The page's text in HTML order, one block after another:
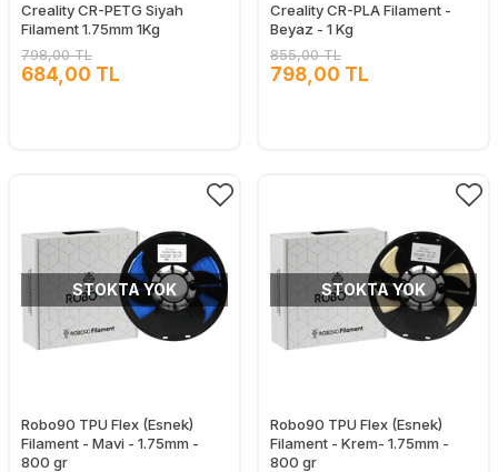
Creality CR-PETG Siyah
Filament 1.75mm 1Kg
798,00 TL
684,00 TL
Creality CR-PLA Filament -
Beyaz - 1 Kg
855,00 TL
798,00 TL
STOKTA YOK
Robo90 TPU Flex (Esnek)
Filament - Mavi - 1.75mm -
800 gr
STOKTA YOK
Robo90 TPU Flex (Esnek)
Filament - Krem- 1.75mm -
800 gr